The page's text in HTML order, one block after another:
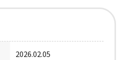
2026.02.05